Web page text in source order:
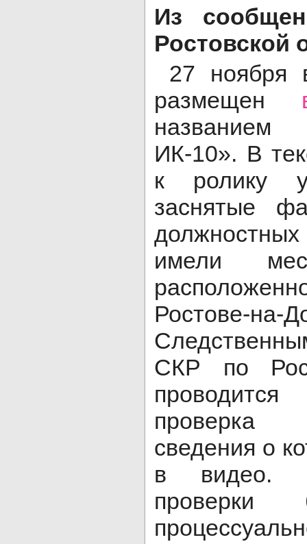
Из
Ростовской
27 ноября
размещен
ИК-10». В
к ролику
заснятые
имели
Ростове-на-
СКР по
проводится
проверка
сведения о
в видео.
проверки